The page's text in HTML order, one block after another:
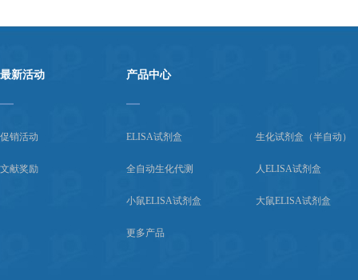
最新活动
促销活动
文献奖励
产品中心
ELISA试剂盒 生化试剂盒（半自动）
全自动生化代测 人ELISA试剂盒
小鼠ELISA试剂盒 大鼠ELISA试剂盒
更多产品